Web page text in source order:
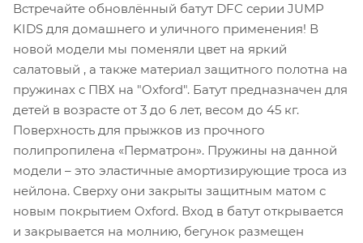
Встречайте обновлённый батут DFC серии JUMP
KIDS для домашнего и уличного применения! В
новой модели мы поменяли цвет на яркий
салатовый , а также материал защитного полотна на
пружинах с ПВХ на "Oxford". Батут предназначен для
детей в возрасте от 3 до 6 лет, весом до 45 кг.
Поверхность для прыжков из прочного
полипропилена «Перматрон». Пружины на данной
модели – это эластичные амортизирующие троса из
нейлона. Сверху они закрыты защитным матом с
новым покрытием Oxford. Вход в батут открывается
и закрывается на молнию, бегунок размещен